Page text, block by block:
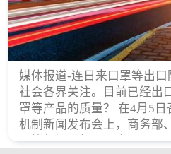
媒体报道-连日来口罩等出口
社会各界关注。目前已经出
罩等产品的质量？ 在4月5
机制新闻发布会上，商务部
局等部门进行了回应。